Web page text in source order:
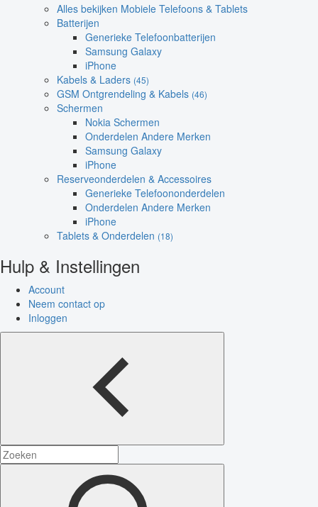
Alles bekijken Mobiele Telefoons & Tablets
Batterijen
Generieke Telefoonbatterijen
Samsung Galaxy
iPhone
Kabels & Laders (45)
GSM Ontgrendeling & Kabels (46)
Schermen
Nokia Schermen
Onderdelen Andere Merken
Samsung Galaxy
iPhone
Reserveonderdelen & Accessoires
Generieke Telefoononderdelen
Onderdelen Andere Merken
iPhone
Tablets & Onderdelen (18)
Hulp & Instellingen
Account
Neem contact op
Inloggen